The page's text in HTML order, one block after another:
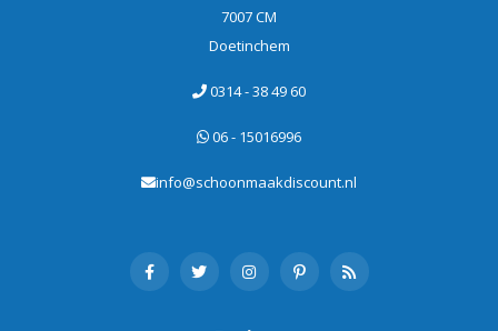
7007 CM
Doetinchem
0314 - 38 49 60
06 - 15016996
info@schoonmaakdiscount.nl